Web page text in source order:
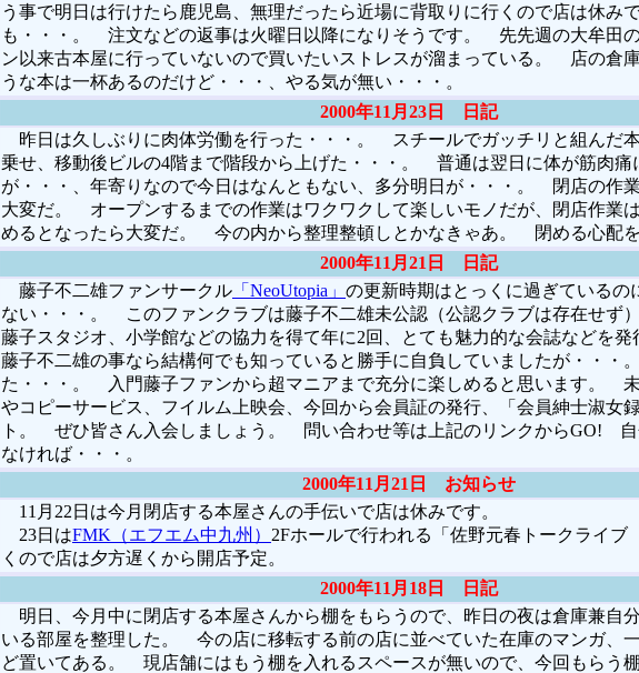
う事で明日は行けたら鹿児島、無理だったら近場に背取りに行くので店は休み
も・・・。 注文などの返事は火曜日以降になりそうです。 先先週の大牟田
ン以来古本屋に行っていないので買いたいストレスが溜まっている。 店の倉
うな本は一杯あるのだけど・・・、やる気が無い・・・。
2000年11月23日 日記
昨日は久しぶりに肉体労働を行った・・・。 スチールでガッチリと組んだ
乗せ、移動後ビルの4階まで階段から上げた・・・。 普通は翌日に体が筋肉痛
が・・・、年寄りなので今日はなんともない、多分明日が・・・。 閉店の作
大変だ。 オープンするまでの作業はワクワクして楽しいモノだが、閉店作業
めるとなったら大変だ。 今の内から整理整頓しとかなきゃあ。 閉める心配を
2000年11月21日 日記
藤子不二雄ファンサークル 「NeoUtopia」 の更新時期はとっくに過ぎているの
ない・・・。 このファンクラブは藤子不二雄未公認（公認クラブは存在せず）
藤子スタジオ、小学館などの協力を得て年に2回、とても魅力的な会誌などを
藤子不二雄の事なら結構何でも知っていると勝手に自負していましたが・・・
た・・・。 入門藤子ファンから超マニアまで充分に楽しめると思います。
やコピーサービス、フイルム上映会、今回から会員証の発行、「会員紳士淑女
ト。 ぜひ皆さん入会しましょう。 問い合わせ等は上記のリンクからGO! 自
なければ・・・。
2000年11月21日 お知らせ
11月22日は今月閉店する本屋さんの手伝いで店は休みです。
23日はFMK（エフエム中九州） 2Fホールで行われる「佐野元春トークライブ
くので店は夕方遅くから開店予定。
2000年11月18日 日記
明日、今月中に閉店する本屋さんから棚をもらうので、昨日の夜は倉庫兼自
いる部屋を整理した。 今の店に移転する前の店に並べていた在庫のマンガ、
ど置いてある。 現店舗にはもう棚を入れるスペースが無いので、今回もらう